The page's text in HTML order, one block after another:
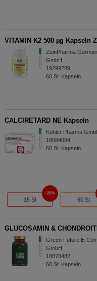
VITAMIN K2 500 µg Kapseln
ZeinPharma
GmbH
19299289
60 St Kapseln
CALCIRETARD NE Kapseln
Köhler Pharma
18084084
60 St Kapseln
15 St
20%
60 St
GLUCOSAMIN &
Green Future E-
GmbH
18878482
60 St Kapseln